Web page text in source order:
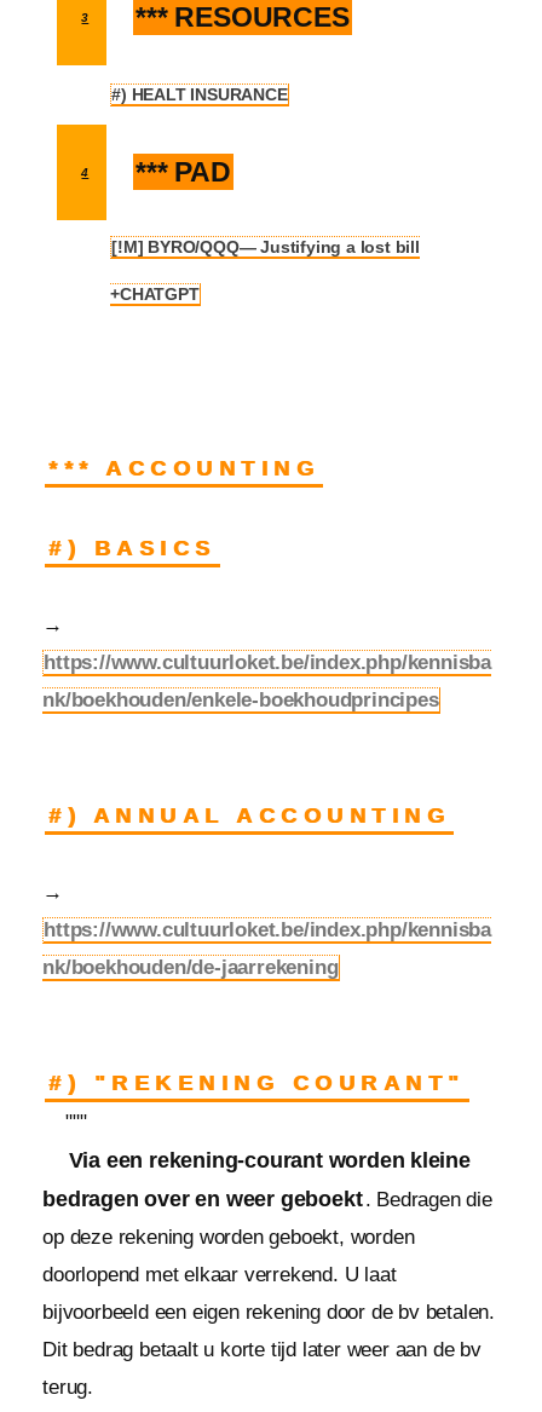
3 *** RESOURCES
#) HEALT INSURANCE
4 *** PAD
[!M] BYRO/QQQ— Justifying a lost bill
+CHATGPT
*** ACCOUNTING
#) BASICS
→
https://www.cultuurloket.be/index.php/kennisba
nk/boekhouden/enkele-boekhoudprincipes
#) ANNUAL ACCOUNTING
→
https://www.cultuurloket.be/index.php/kennisba
nk/boekhouden/de-jaarrekening
#) "REKENING COURANT"
"""
Via een rekening-courant worden kleine
bedragen over en weer geboekt. Bedragen die
op deze rekening worden geboekt, worden
doorlopend met elkaar verrekend. U laat
bijvoorbeeld een eigen rekening door de bv betalen.
Dit bedrag betaalt u korte tijd later weer aan de bv
terug.